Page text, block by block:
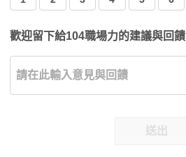
歡迎留下給104職場力的建議與回饋
送出